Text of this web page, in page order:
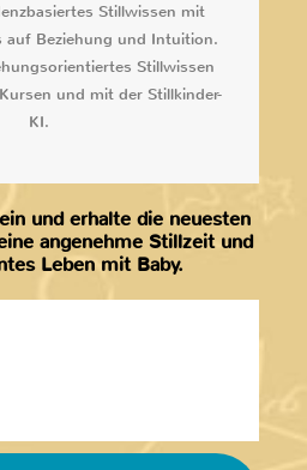
Stillwissen mit
auf Beziehung und Intuition.
Stillwissen
und mit der Stillkinder-
KI.
und erhalte die neuesten
angenehme Stillzeit und
Leben mit Baby.